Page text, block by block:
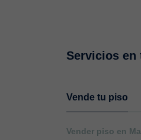
Servicios en
Vende tu piso
Vender piso en